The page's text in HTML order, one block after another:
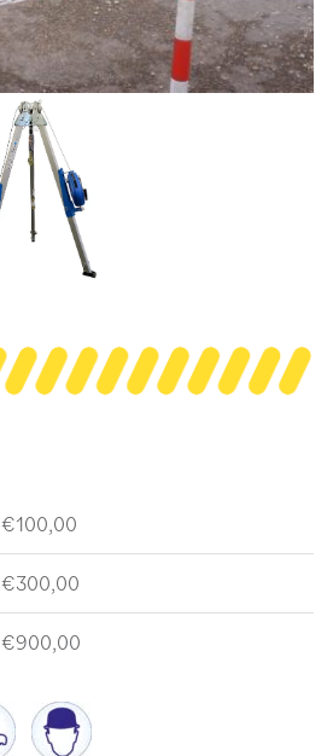
€100,00
€300,00
€900,00